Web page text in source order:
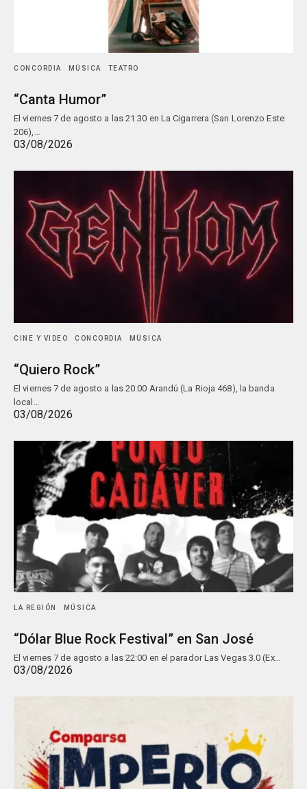
CONCORDIA MÚSICA TEATRO
“Canta Humor”
El viernes 7 de agosto a las 21:30 en La Cigarrera (San Lorenzo Este
206),…
03/08/2026
CINE Y VIDEO CONCORDIA MÚSICA
“Quiero Rock”
El viernes 7 de agosto a las 20:00 Arandú (La Rioja 468), la banda
local…
03/08/2026
LA REGIÓN MÚSICA
“Dólar Blue Rock Festival” en San José
El viernes 7 de agosto a las 22:00 en el parador Las Vegas 3.0 (Ex…
03/08/2026